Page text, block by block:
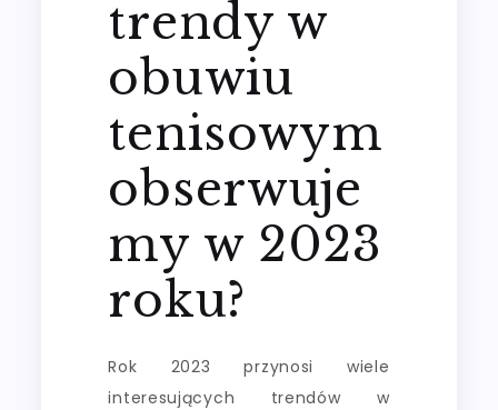
trendy w
obuwiu
tenisowym
obserwuje
my w 2023
roku?
Rok 2023 przynosi wiele
interesujących trendów w